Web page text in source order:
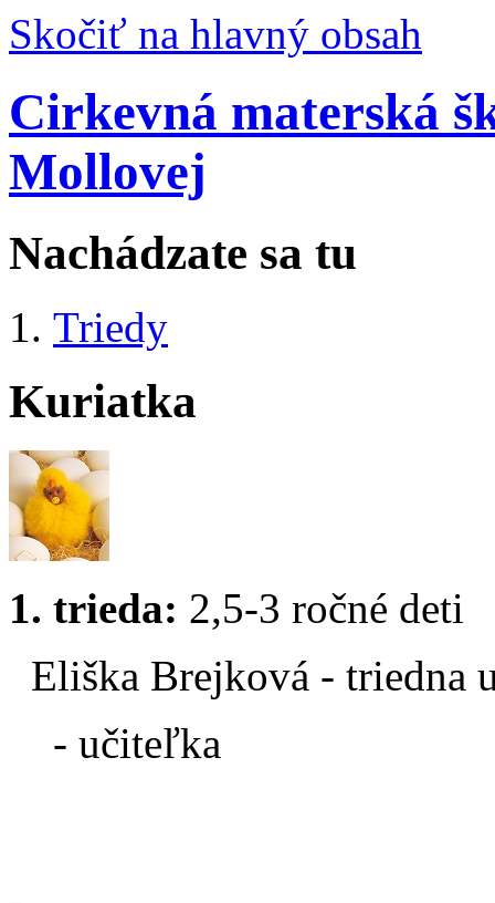
Skočiť na hlavný obsah
Cirkevná materská
Mollovej
Nachádzate sa tu
Triedy
Kuriatka
1. trieda: 2,5-3 ročné deti
Eliška Brejková - triedna
- učiteľka